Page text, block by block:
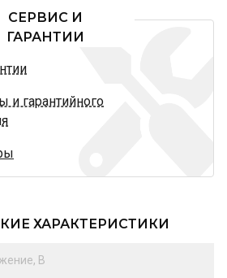
СЕРВИС И
ГАРАНТИИ
и гарантийного
ХАРАКТЕРИСТИКИ
В